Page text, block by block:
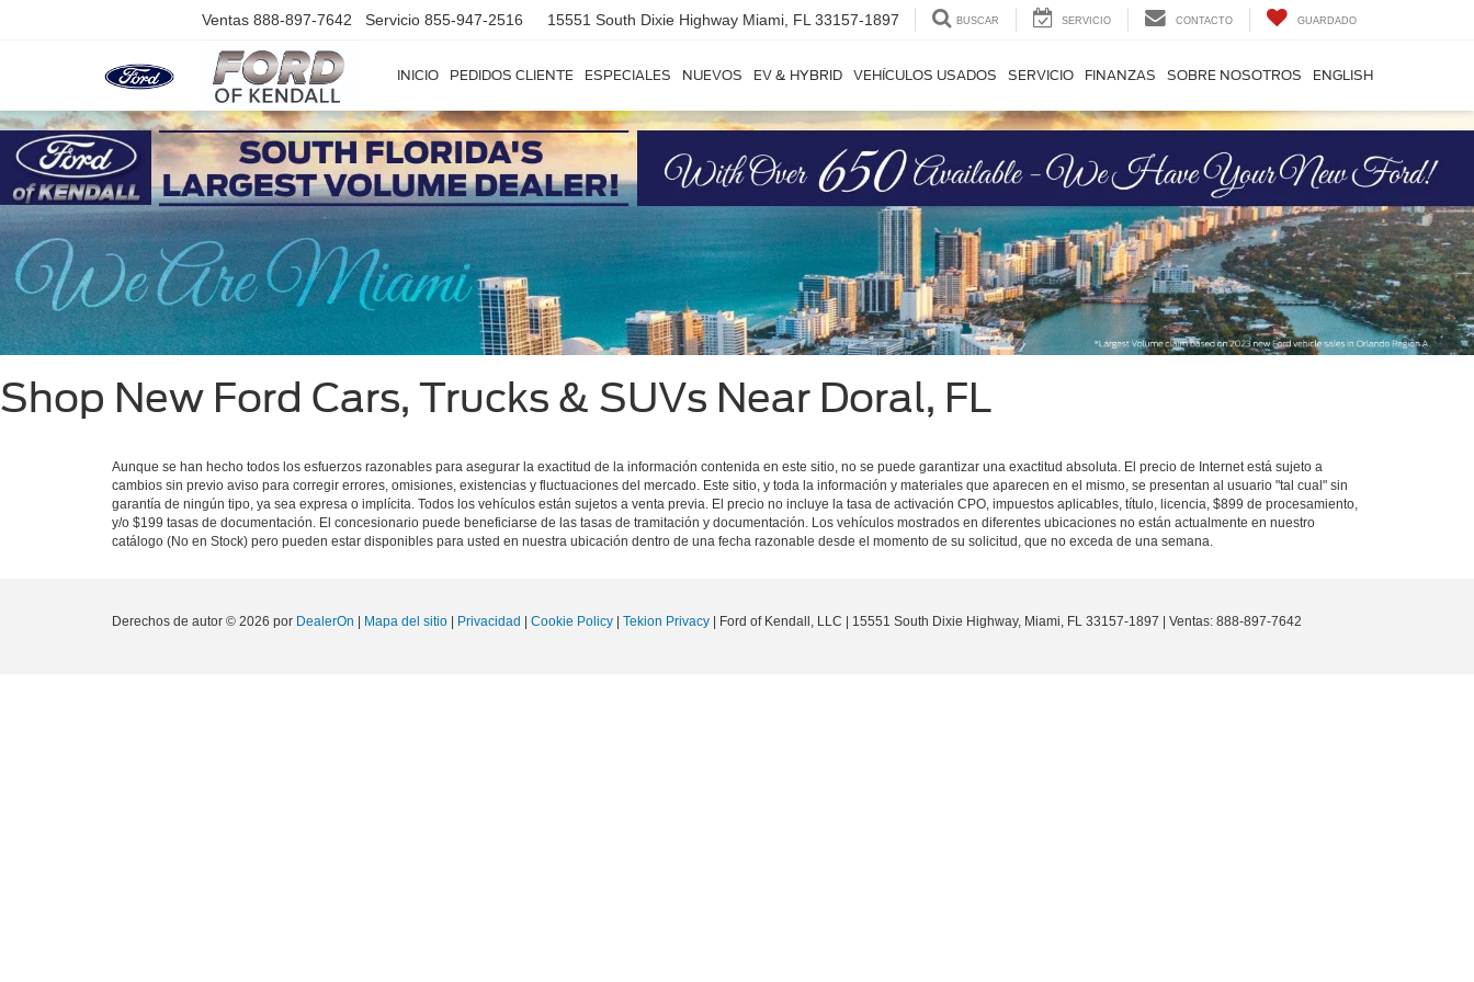
Ventas 888-897-7642 Servicio 855-947-2516 15551 South Dixie Highway Miami, FL 33157-1897 BUSCAR SERVICIO CONTACTO GUARDADO
INICIO PEDIDOS CLIENTE ESPECIALES NUEVOS EV & HYBRID VEHÍCULOS USADOS SERVICIO FINANZAS SOBRE NOSOTROS ENGLISH
Shop New Ford Cars, Trucks & SUVs Near Doral, FL
Aunque se han hecho todos los esfuerzos razonables para asegurar la exactitud de la información contenida en este sitio, no se puede garantizar una exactitud absoluta. El precio de Internet está sujeto a
cambios sin previo aviso para corregir errores, omisiones, existencias y fluctuaciones del mercado. Este sitio, y toda la información y materiales que aparecen en el mismo, se presentan al usuario "tal cual" sin
garantía de ningún tipo, ya sea expresa o implícita. Todos los vehículos están sujetos a venta previa. El precio no incluye la tasa de activación CPO, impuestos aplicables, título, licencia, $899 de procesamiento,
y/o $199 tasas de documentación. El concesionario puede beneficiarse de las tasas de tramitación y documentación. Los vehículos mostrados en diferentes ubicaciones no están actualmente en nuestro
catálogo (No en Stock) pero pueden estar disponibles para usted en nuestra ubicación dentro de una fecha razonable desde el momento de su solicitud, que no exceda de una semana.
Derechos de autor © 2026 por DealerOn Mapa del sitio Privacidad Cookie Policy Tekion Privacy | Ford of Kendall, LLC 15551 South Dixie Highway, Miami, FL 33157-1897 | Ventas: 888-897-7642